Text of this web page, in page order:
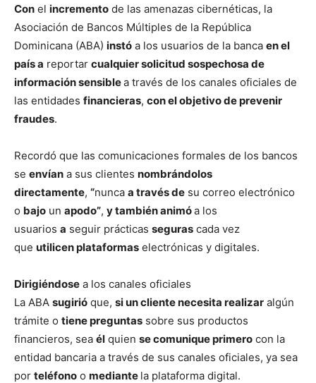
Con el incremento de las amenazas cibernéticas, la
Asociación de Bancos Múltiples de la República
Dominicana (ABA) instó a los usuarios de la banca en el
país a reportar cualquier solicitud sospechosa de
información sensiblea través de los canales oficiales de
las entidades financieras, con el objetivo de prevenir
fraudes.
Recordó que las comunicaciones formales de los bancos
se envían a sus clientes nombrándolos
directamente, “nunca a través de su correo electrónico
o bajo un apodo”, y también animóa los
usuarios a seguir prácticas seguras cada vez
que utilicen plataformas electrónicas y digitales.
Dirigiéndose a los canales oficiales
La ABA sugirió que, si un cliente necesita realizar algún
trámite o tiene preguntas sobre sus productos
financieros, sea él quien se comunique primero con la
entidad bancaria a través de sus canales oficiales, ya sea
por teléfono o mediante la plataforma digital.